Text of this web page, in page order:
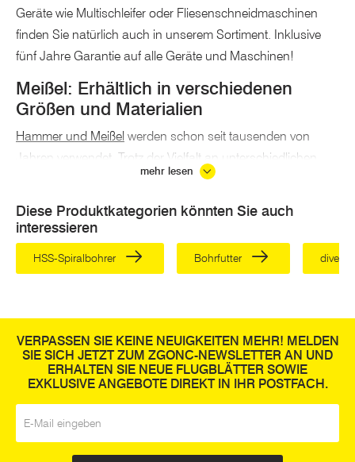
Geräte wie Multischleifer oder Fliesenschneidmaschinen
finden Sie natürlich auch in unserem Sortiment. Inklusive
fünf Jahre Garantie auf alle Geräte und Maschinen!
Meißel: Erhältlich in verschiedenen
Größen und Materialien
Hammer und Meißel werden schon seit tausenden von
Jahren verwendet. Trotz der Vielfalt an unterschiedlichen
Typen von Meißel bleibt die grundsätzliche Verwendung
Schneide, die speziell zum Schnitzen und Schneiden
von harten Materialien wie Holz, Stein und Metall
entwickelt wurde . Meißel sind Schlüsselkomponenten in
gleichermaßen verwendet. Sie können aus
unterschiedlichen Materialien hergestellt werden, darunter
Chrom, Vanadium, Stahl und geschmiedeter Stahl.
Spalten großer Ziegel oder Metalle verwendet werden.
mehr lesen
Diese Produktkategorien könnten Sie auch
interessieren
HSS-Spiralbohrer Bohrfutter
VERPASSEN SIE KEINE NEUIGKEITEN MEHR! MELDEN
SIE SICH JETZT ZUM ZGONC-NEWSLETTER AN UND
ERHALTEN SIE NEUE FLUGBLÄTTER SOWIE
EXKLUSIVE ANGEBOTE DIREKT IN IHR POSTFACH.